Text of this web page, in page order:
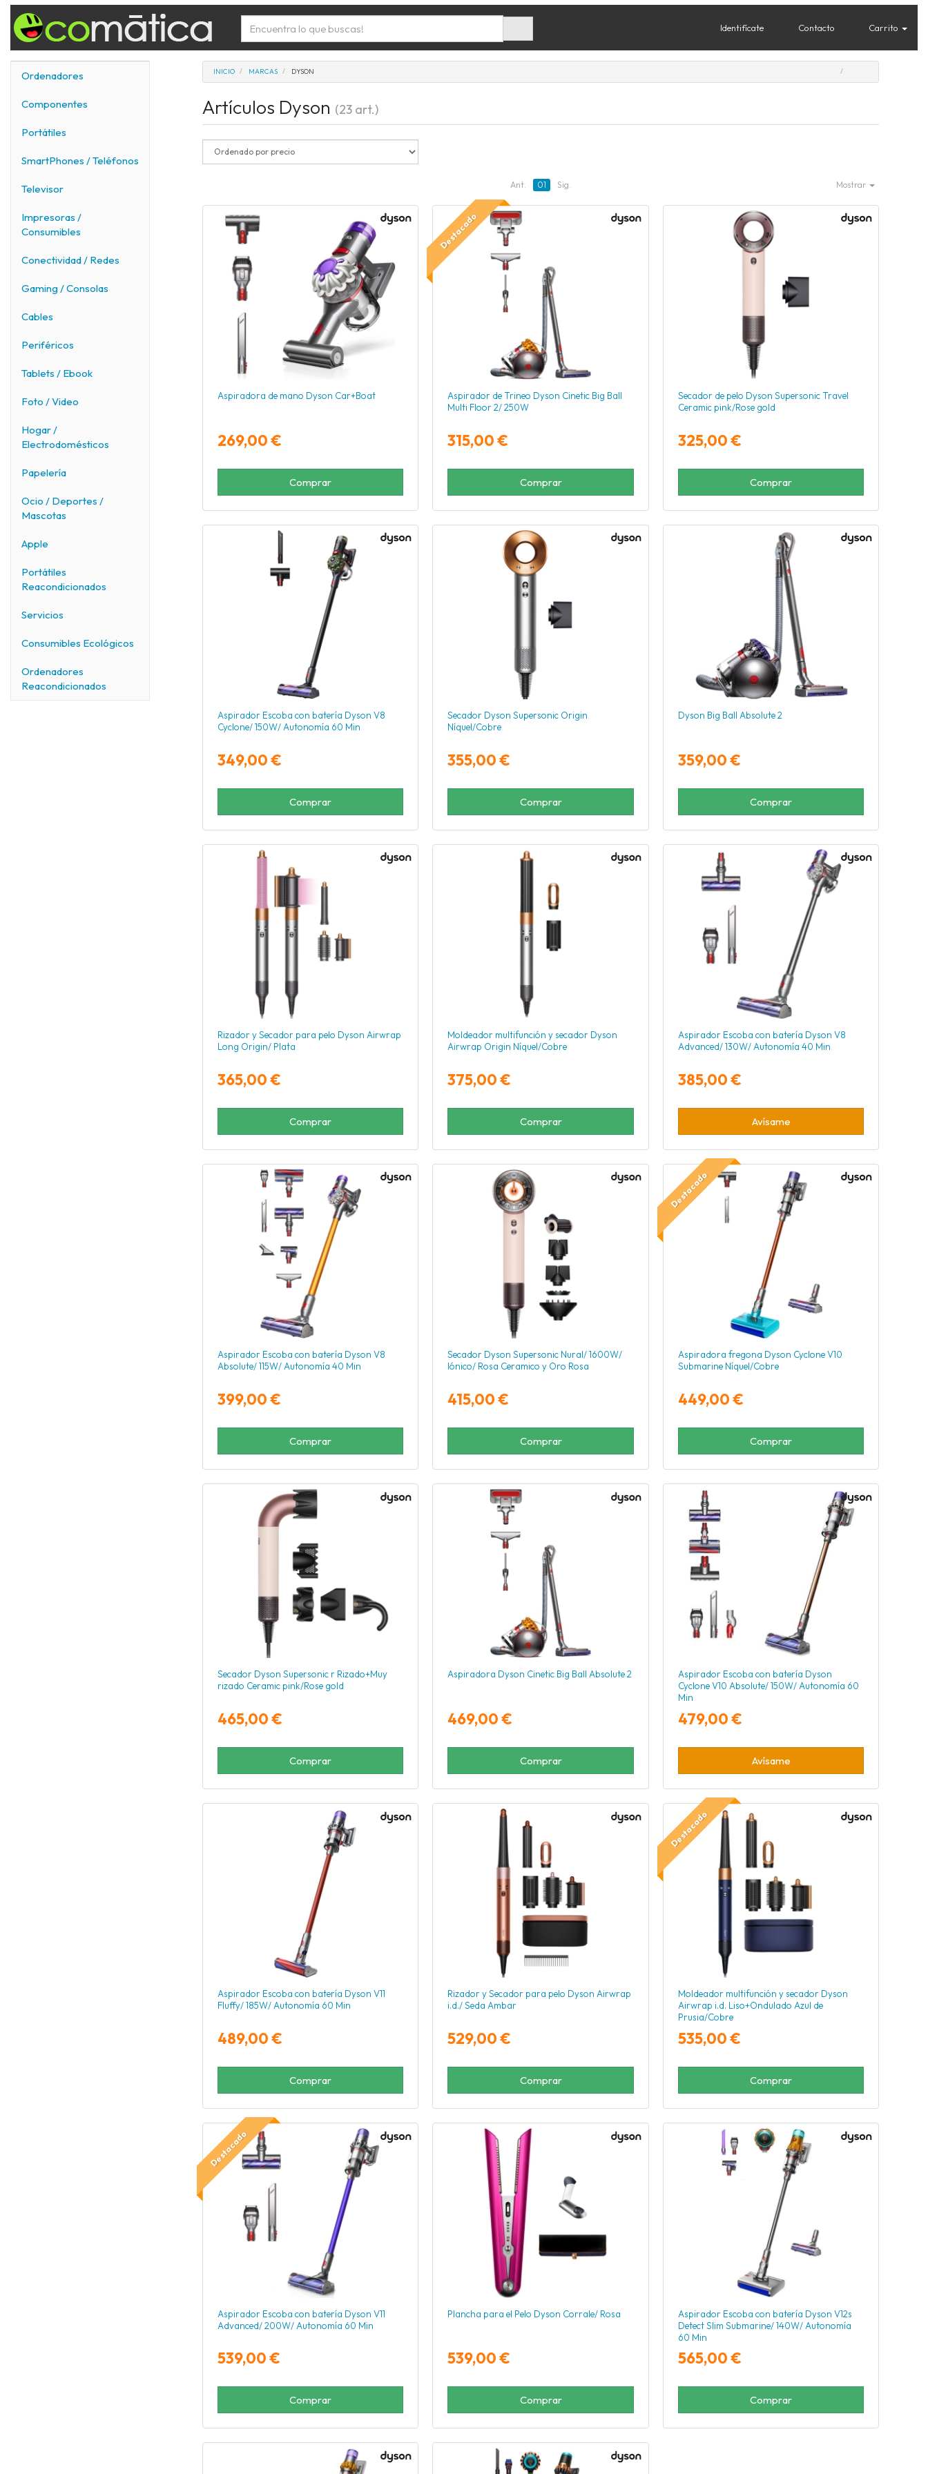
Identifícate Contacto Carrito
Ordenadores
Componentes
Portátiles
SmartPhones / Teléfonos
Televisor
Impresoras /
Consumibles
Conectividad / Redes
Gaming / Consolas
Cables
Periféricos
Tablets / Ebook
Foto / Video
Hogar /
Electrodomésticos
Papelería
Ocio / Deportes /
Mascotas
Apple
Portátiles
Reacondicionados
Servicios
Consumibles Ecológicos
Ordenadores
Reacondicionados
INICIO MARCAS DYSON
Artículos Dyson (23 art.)
Ant. 01 Sig. Mostrar
Aspiradora de mano Dyson Car+Boat
269,00 €
Comprar
Destacado
Aspirador de Trineo Dyson Cinetic Big Ball
Multi Floor 2/ 250W
315,00 €
Comprar
Secador de pelo Dyson Supersonic Travel
Ceramic pink/Rose gold
325,00 €
Comprar
Aspirador Escoba con batería Dyson V8
Cyclone/ 150W/ Autonomía 60 Min
349,00 €
Comprar
Secador Dyson Supersonic Origin
Níquel/Cobre
355,00 €
Comprar
Dyson Big Ball Absolute 2
359,00 €
Comprar
Rizador y Secador para pelo Dyson Airwrap
Long Origin/ Plata
365,00 €
Comprar
Moldeador multifunción y secador Dyson
Airwrap Origin Níquel/Cobre
375,00 €
Comprar
Aspirador Escoba con batería Dyson V8
Advanced/ 130W/ Autonomía 40 Min
385,00 €
Avísame
Aspirador Escoba con batería Dyson V8
Absolute/ 115W/ Autonomía 40 Min
399,00 €
Comprar
Secador Dyson Supersonic Nural/ 1600W/
Iónico/ Rosa Ceramico y Oro Rosa
415,00 €
Comprar
Destacado
Aspiradora fregona Dyson Cyclone V10
Submarine Níquel/Cobre
449,00 €
Comprar
Secador Dyson Supersonic r Rizado+Muy
rizado Ceramic pink/Rose gold
465,00 €
Comprar
Aspiradora Dyson Cinetic Big Ball Absolute 2
469,00 €
Comprar
Aspirador Escoba con batería Dyson
Cyclone V10 Absolute/ 150W/ Autonomía 60
Min
479,00 €
Avísame
Aspirador Escoba con batería Dyson V11
Fluffy/ 185W/ Autonomía 60 Min
489,00 €
Comprar
Rizador y Secador para pelo Dyson Airwrap
i.d./ Seda Ambar
529,00 €
Comprar
Destacado
Moldeador multifunción y secador Dyson
Airwrap i.d. Liso+Ondulado Azul de
Prusia/Cobre
535,00 €
Comprar
Destacado
Aspirador Escoba con batería Dyson V11
Advanced/ 200W/ Autonomía 60 Min
539,00 €
Comprar
Plancha para el Pelo Dyson Corrale/ Rosa
539,00 €
Comprar
Aspirador Escoba con batería Dyson V12s
Detect Slim Submarine/ 140W/ Autonomía
60 Min
565,00 €
Comprar